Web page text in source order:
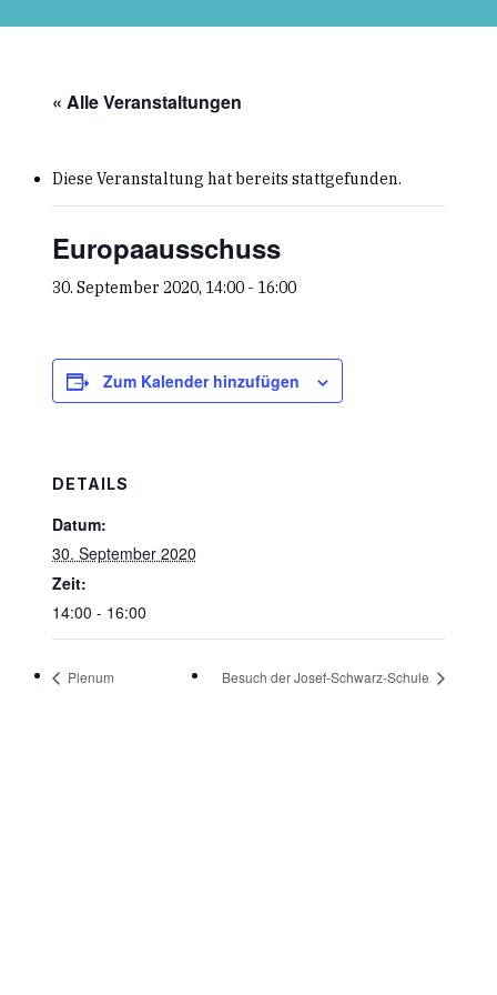
« Alle Veranstaltungen
Diese Veranstaltung hat bereits stattgefunden.
Europaausschuss
30. September 2020, 14:00- 16:00
Zum Kalender hinzufügen
DETAILS
Datum:
30. September 2020
Zeit:
14:00 - 16:00
Plenum Besuch der Josef-Schwarz-Schule